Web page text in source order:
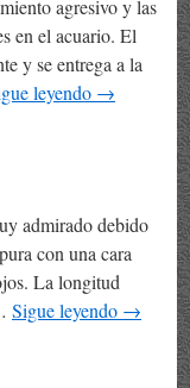
agresivo y las
en el acuario. El
y se entrega a la
leyendo →
admirado debido
con una cara
La longitud
Sigue leyendo →